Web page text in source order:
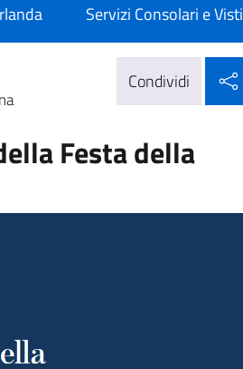
Servizi Consolari e Visti
Condividi
Festa della